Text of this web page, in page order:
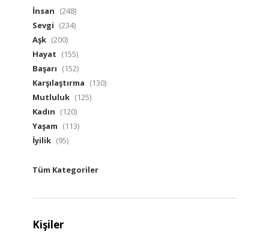
İnsan (248)
Sevgi (234)
Aşk (200)
Hayat (155)
Başarı (152)
Karşılaştırma (130)
Mutluluk (125)
Kadın (120)
Yaşam (113)
İyilik (95)
Tüm Kategoriler
Kişiler